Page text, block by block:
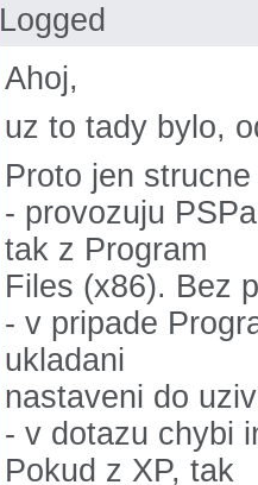
Logged
Ahoj,
uz to tady bylo,
Proto jen
- provozuju
tak z Program
Files (x86). Bez
- v pripade
ukladani
nastaveni do
- v dotazu chybi
Pokud z XP, tak